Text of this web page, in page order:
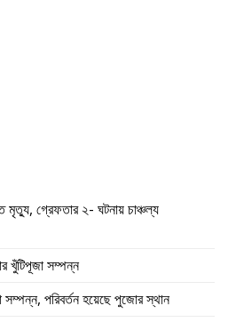
মৃত্যু, গ্রেফতার ২- ঘটনায় চাঞ্চল্য
খুঁটিপূজা সম্পন্ন
সম্পন্ন, পরিবর্তন হয়েছে পুজোর স্থান